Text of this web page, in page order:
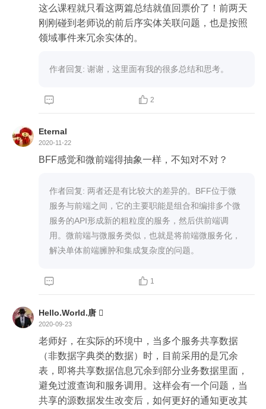
这么课程就只看这两篇总结就值回票价了！前两天
刚刚碰到老师说的前后序实体关联问题，也是按照
领域事件来冗余实体的。
作者回复: 谢谢，这里面有我的很多总结和思考。
  2
Eternal
2020-11-22
作者回复: 两者还是有比较大的差异的。BFF位于微
服务与前端之间，它的主要职能是组合和编排多个微
服务的API形成新的粗粒度的服务，然后供前端调
用。微前端与微服务类似，也就是将前端微服务化，
解决单体前端臃肿和集成复杂度的问题。
  1
Hello.World.唐 
2020-09-23
老师好，在实际的环境中，当多个服务共享数据
（非数据字典类的数据）时，目前采用的是冗余
表，即将共享数据信息冗余到部分业务数据里面，
避免过渡查询和服务调用。这样会有一个问题，当
共享的源数据发生改变后，如何更好的通知更改其